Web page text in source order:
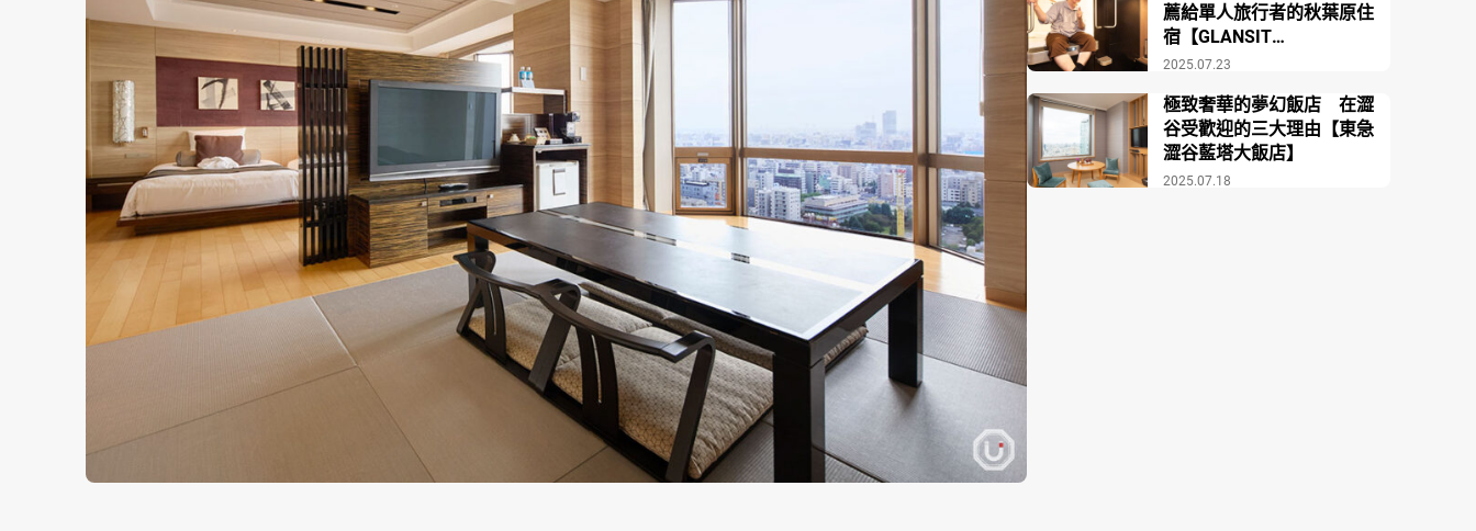
2025.07.23
薦給單人旅行者的秋葉原住
宿【GLANSIT
AKIHABARA】
2025.07.18
極致奢華的夢幻飯店 在澀
谷受歡迎的三大理由【東急
澀谷藍塔大飯店】